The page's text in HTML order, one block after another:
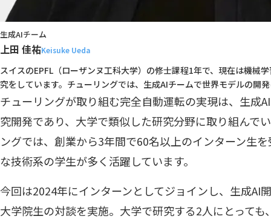
生成AIチーム
上田 佳祐Keisuke Ueda
スイスのEPFL（ローザンヌ工科大学）の修士課程1年で、現在は機械
究をしています。チューリングでは、生成AIチームで世界モデルの開
チューリングが取り組む完全自動運転の実現は、生成
究開発であり、大学で類似した研究分野に取り組んで
ングでは、創業から3年間で60名以上のインターン生
な技術系の学生が多く活躍しています。
今回は2024年にインターンとしてジョインし、生成AI
大学院生の対談を実施。大学で研究する2人にとって